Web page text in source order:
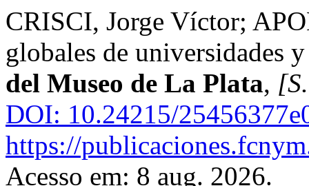
CRISCI, Jorge Víctor;
globales de universidades
del Museo de La Plata,
DOI: 10.24215/
https://
Acesso em: 8 aug. 2026.